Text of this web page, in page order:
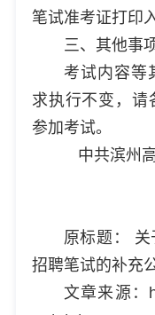
笔试准考证打印
三、其他事
考试内容等
求执行不变，请
参加考试。
中共滨州
原标题：
招聘笔试的补充
文章来源：